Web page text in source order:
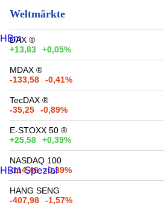
Weltmärkte
DAX ®
+13,83
+0,05%
MDAX ®
-133,58
-0,41%
TecDAX ®
-35,25
-0,89%
E-STOXX 50 ®
+25,58
+0,39%
NASDAQ 100
-114,46
-0,39%
HANG SENG
-407,98
-1,57%
HBm
HBm Spezial